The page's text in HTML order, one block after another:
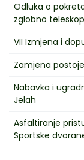
Odluka o
zglobno
VII Izmjena i
Zamjena
Nabavka i
Jelah
Asfaltiranje
Sportske